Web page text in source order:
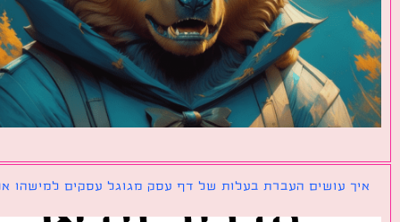
עושים העברת בעלות של דף עסק מגוגל עסקים למישהו אחר?